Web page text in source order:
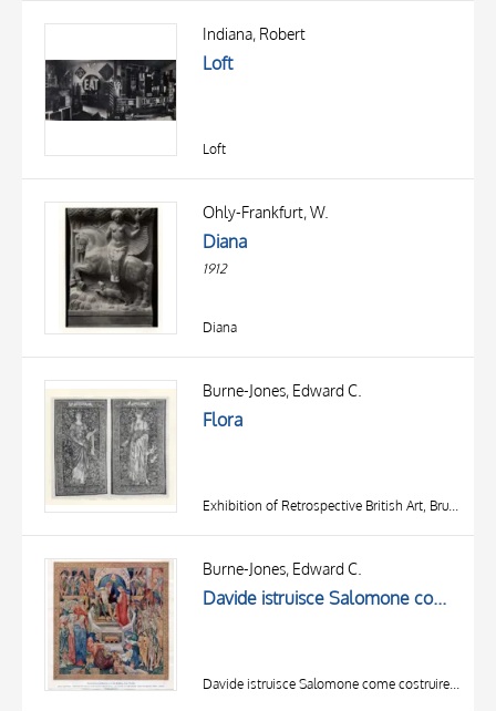
Indiana, Robert
Loft
Loft
Ohly-Frankfurt, W.
Diana
1912
Diana
Burne-Jones, Edward C.
Flora
Exhibition of Retrospective British Art, Bruxelles
Burne-Jones, Edward C.
Davide istruisce Salomone come costruire il tempio
Davide istruisce Salomone come costruire il tempio